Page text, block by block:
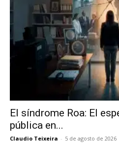
El síndrome Roa: El
pública en...
Claudio Teixeira - 5 de agosto de 2026